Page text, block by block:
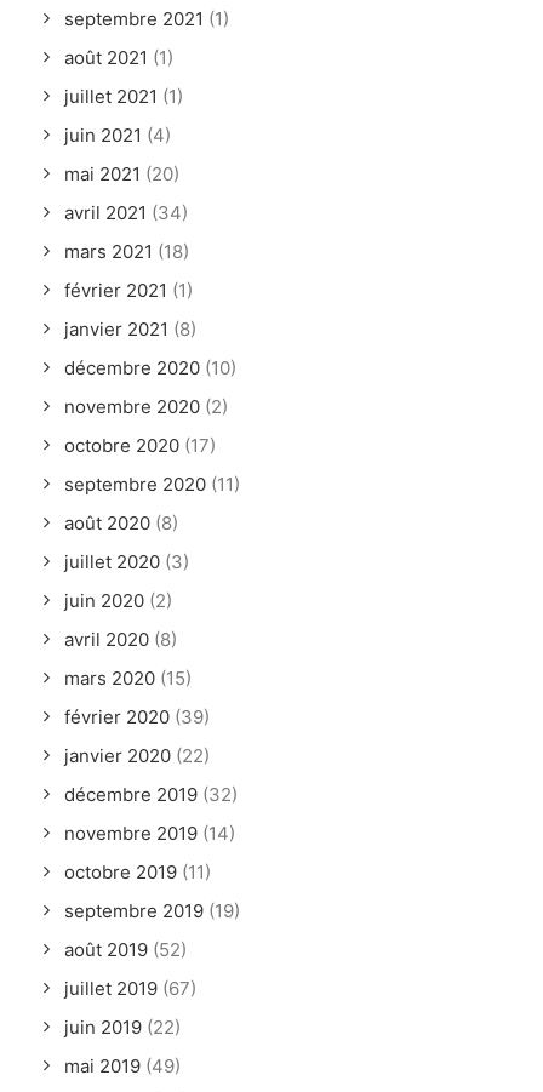
septembre 2021 (1)
août 2021 (1)
juillet 2021 (1)
juin 2021 (4)
mai 2021 (20)
avril 2021 (34)
mars 2021 (18)
février 2021 (1)
janvier 2021 (8)
décembre 2020 (10)
novembre 2020 (2)
octobre 2020 (17)
septembre 2020 (11)
août 2020 (8)
juillet 2020 (3)
juin 2020 (2)
avril 2020 (8)
mars 2020 (15)
février 2020 (39)
janvier 2020 (22)
décembre 2019 (32)
novembre 2019 (14)
octobre 2019 (11)
septembre 2019 (19)
août 2019 (52)
juillet 2019 (67)
juin 2019 (22)
mai 2019 (49)